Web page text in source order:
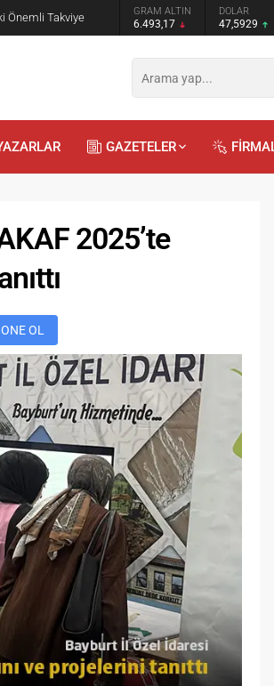
TanıtıldıGRAM ALTIN
6.493,17
DOLAR
47,5929
EURO
54,9560
GAZETELER
2025’te
OL
Duyularla mı, Duygularla mı
Öğreniriz?
Öğrenme, istisnasız tüm
toplumların gelişiminde ve
değişiminde geniş yer etmiş
hayati öneme sahip bir olgu
olarak tarih boyunca konu olmuş
temel bir insan işlevidir.
Öğrenme eğitim bilimcilerce
kişinin çevresi ile etkileşimi
sonucunda meydana gelen kalıcı
izli bilişsel, duyuşsal ve
davranışsal...